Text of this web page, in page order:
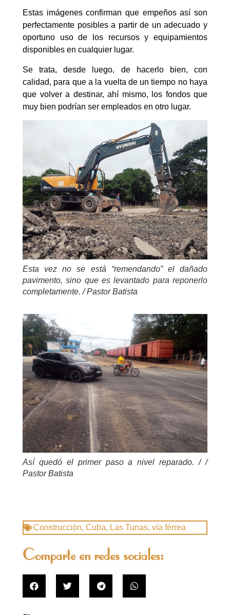
Estas imágenes confirman que empeños así son
perfectamente posibles a partir de un adecuado y
oportuno uso de los recursos y equipamientos
disponibles en cualquier lugar.
Se trata, desde luego, de hacerlo bien, con
calidad, para que a la vuelta de un tiempo no haya
que volver a destinar, ahí mismo, los fondos que
muy bien podrían ser empleados en otro lugar.
Esta vez no se está “remendando” el dañado
pavimento, sino que es levantado para reponerlo
completamente. / Pastor Batista
Así quedó el primer paso a nivel reparado. / /
Pastor Batista
Construcción, Cuba, Las Tunas, vía férrea
Comparte en redes sociales: